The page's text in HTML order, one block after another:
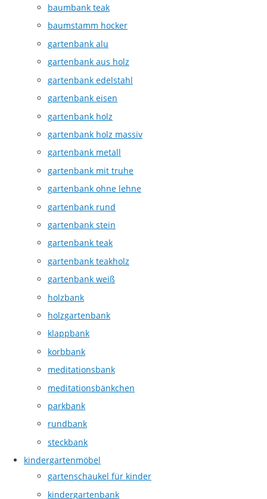
baumbank teak
baumstamm hocker
gartenbank alu
gartenbank aus holz
gartenbank edelstahl
gartenbank eisen
gartenbank holz
gartenbank holz massiv
gartenbank metall
gartenbank mit truhe
gartenbank ohne lehne
gartenbank rund
gartenbank stein
gartenbank teak
gartenbank teakholz
gartenbank weiß
holzbank
holzgartenbank
klappbank
korbbank
meditationsbank
meditationsbänkchen
parkbank
rundbank
steckbank
kindergartenmöbel
gartenschaukel für kinder
kindergartenbank